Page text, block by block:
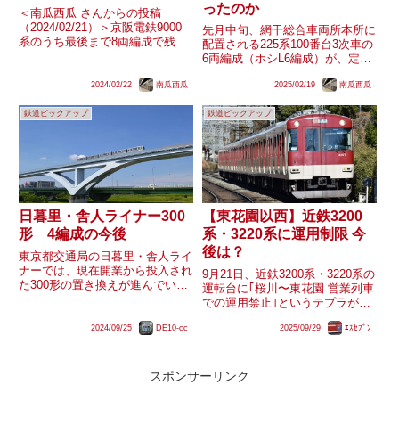
＜南瓜西瓜 さんからの投稿
（2024/02/21）＞京阪電鉄9000
系のうち最後まで8両編成で残っ
内で中間車を脱車しているとも捉
ようです。現時点...
2024/02/22 南瓜西瓜
ったのか
先月中旬、網干総合車両所本所に
配置される225系100番台3次車の
6両編成（ホシL6編成）が、定期
（JR宝塚線）で試運転を行った
運用される6両編成の近郊型車両
は宮原支所に配置され最高速...
2025/02/19 南瓜西瓜
鉄道ピックアップ
日暮里・舎人ライナー300
形 4編成の今後
東京都交通局の日暮里・舎人ライ
ナーでは、現在開業から投入され
た300形の置き換えが進んでいま
の4編成はどうなるか不明です。
2024/09/25 DE10-cc
鉄道ピックアップ
【東花園以西】近鉄3200
系・3220系に運用制限 今
後は？
9月21日、近鉄3200系・3220系の
運転台に｢桜川〜東花園 営業列車
での運用禁止｣というテプラが貼
グで鶴橋駅にホームドアが設置さ
用に制約ができてし...
2025/09/29 ｴｽｾﾌﾞﾝ
スポンサーリンク